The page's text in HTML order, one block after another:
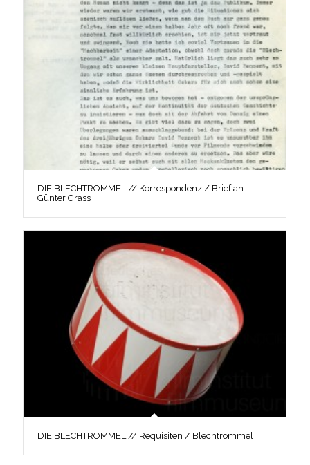
DIE BLECHTROMMEL // Korrespondenz / Brief an
Günter Grass
DIE BLECHTROMMEL // Requisiten / Blechtrommel